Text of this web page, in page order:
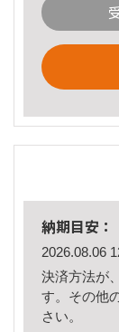
納期目安：
2026.08.06
決済方法が
す。その他
さい。